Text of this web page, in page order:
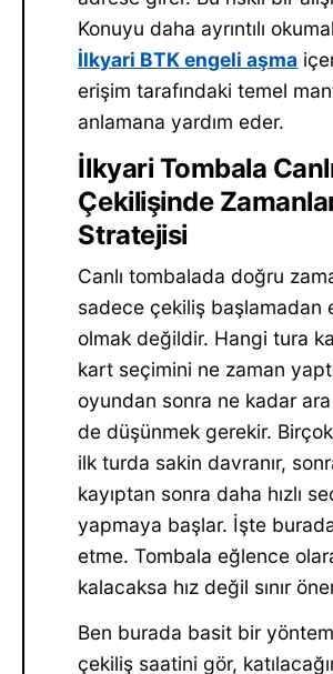
Konuyu daha ayrıntılı
İlkyari BTK engeli aşma
erişim tarafındaki temel
anlamana yardım eder.
İlkyari Tombala
Çekilişinde
Stratejisi
Canlı tombalada doğru
sadece çekiliş başlamadan
olmak değildir. Hangi tura
kart seçimini ne zaman
oyundan sonra ne kadar
de düşünmek gerekir. Birçok
ilk turda sakin davranır,
kayıptan sonra daha hızlı
yapmaya başlar. İşte
etme. Tombala eğlence
kalacaksa hız değil sınır
Ben burada basit bir
çekiliş saatini gör,